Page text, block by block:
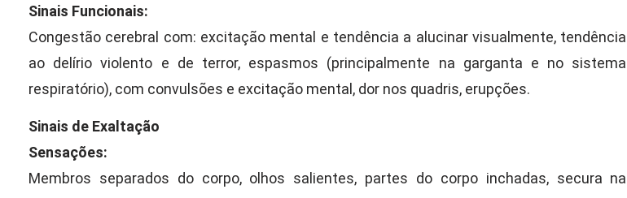
Sinais Funcionais:
Congestão cerebral com: excitação mental e tendência a alucinar visualmente, tendência
ao delírio violento e de terror, espasmos (principalmente na garganta e no sistema
respiratório), com convulsões e excitação mental, dor nos quadris, erupções.
Sinais de Exaltação
Sensações:
Membros separados do corpo, olhos salientes, partes do corpo inchadas, secura na